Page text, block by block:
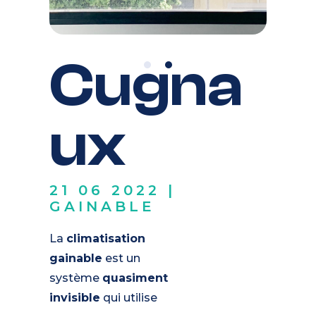
Cugna
ux
21 06 2022
|
GAINABLE
La climatisation
gainable est un
système quasiment
invisible qui utilise